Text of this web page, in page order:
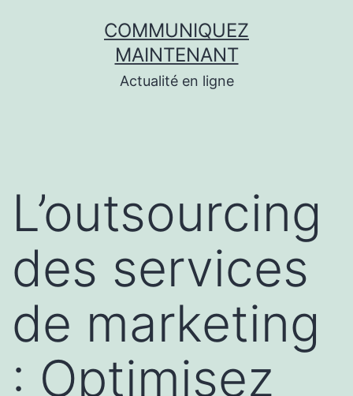
COMMUNIQUEZ
MAINTENANT
Actualité en ligne
L’outsourcing
des services
de marketing
: Optimisez